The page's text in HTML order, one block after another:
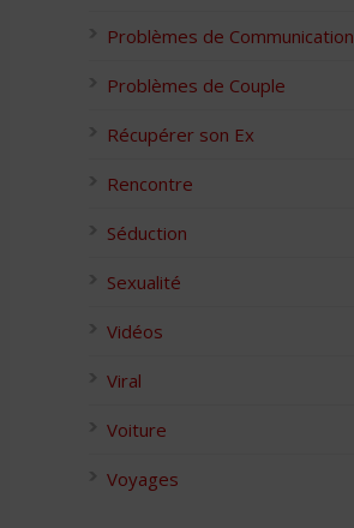
Problèmes de Communication
Problèmes de Couple
Récupérer son Ex
Rencontre
Séduction
Sexualité
Vidéos
Viral
Voiture
Voyages